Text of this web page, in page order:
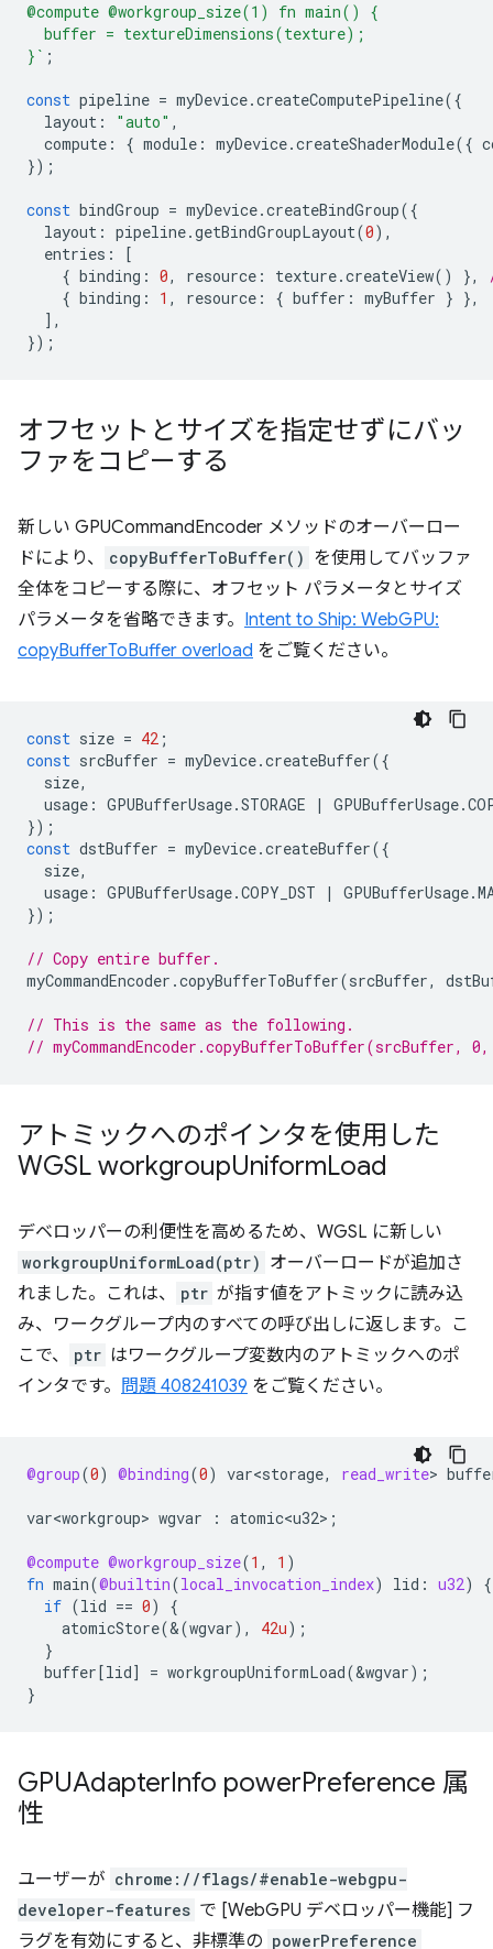
@compute @workgroup_size(1) fn main() {
  buffer = textureDimensions(texture);
}` ;
const pipeline = myDevice.createComputePipeline({
layout : "auto" ,
compute : { module : myDevice.createShaderModule({
});
const bindGroup = myDevice.createBindGroup({
layout : pipeline.getBindGroupLayout(0),
entries :
[
{ binding : 0, resource : texture.createView() },
{ binding : 1 , resource : { buffer : myBuffer } },
],
});
オフセットとサイズを指定せずにバッ
ファをコピーする
新しい GPUCommandEncoder メソッドのオーバーロー
ドにより、
copyBufferToBuffer() を使用してバッファ
全体をコピーする際に、オフセット パラメータとサイズ
パラメータを省略できます。 Intent to Ship: WebGPU:
copyBufferToBuffer overload をご覧ください。
const size = 42 ;
const srcBuffer = myDevice.createBuffer({
size,
usage : GPUBufferUsage.STORAGE | GPUBufferUsage.
});
const dstBuffer = myDevice.createBuffer({
size,
usage : GPUBufferUsage.COPY_DST | GPUBufferUsage.
});
// Copy entire buffer.
myCommandEncoder .copyBufferToBuffer(srcBuffer,
// This is the same as the following.
//
アトミックへのポインタを使用した
WGSL workgroupUniformLoad
デベロッパーの利便性を高めるため、WGSL に新しい
workgroupUniformLoad(ptr) オーバーロードが追加さ
れました。これは、
ptr が指す値をアトミックに読み込
み、ワークグループ内のすべての呼び出しに返します。こ
こで、
ptr はワークグループ変数内のアトミックへのポ
インタです。 問題 408241039 をご覧ください。
@group(0) @binding(0) var<storage, read_write>
var<workgroup> wgvar : atomic<u32> ;
@compute @workgroup_size(1 , 1 )
fn main(@builtin(local_invocation_index) lid : u32)
{
if (lid == 0)
{
atomicStore(&(wgvar), 42u);
}
buffer[lid] = workgroupUniformLoad(&wgvar);
}
GPUAdapterInfo powerPreference 属
性
ユーザーが chrome://flags/#enable-webgpu-
developer-features で [WebGPU デベロッパー機能] フ
ラグを有効にすると、非標準の powerPreference